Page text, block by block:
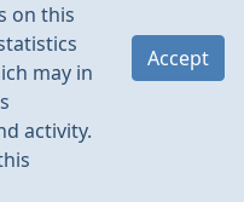
on this
may in
activity.
Accept